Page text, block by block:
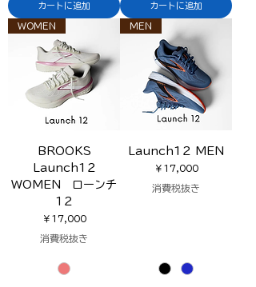
カートに追加 カートに追加
WOMEN
BROOKS
Launch12
WOMEN ローンチ
12
価格
￥17,000
消費税抜き
MEN
Launch12 MEN
価格
￥17,000
消費税抜き